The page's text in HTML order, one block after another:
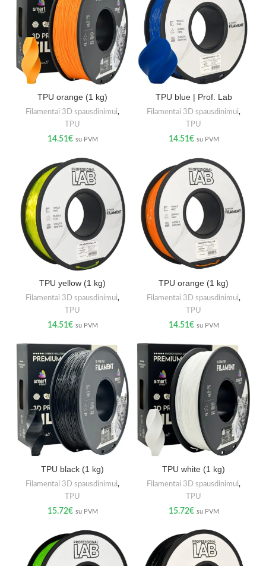
TPU orange (1 kg)
Filamentai 3D spausdinimui,
TPU
14.51€ su PVM
TPU blue | Prof. Lab
Filamentai 3D spausdinimui,
TPU
14.51€ su PVM
TPU yellow (1 kg)
Filamentai 3D spausdinimui,
TPU
14.51€ su PVM
TPU orange (1 kg)
Filamentai 3D spausdinimui,
TPU
14.51€ su PVM
TPU black (1 kg)
Filamentai 3D spausdinimui,
TPU
15.72€ su PVM
TPU white (1 kg)
Filamentai 3D spausdinimui,
TPU
15.72€ su PVM